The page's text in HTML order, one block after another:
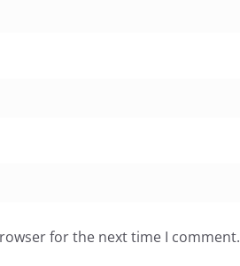
for the next time I comment.